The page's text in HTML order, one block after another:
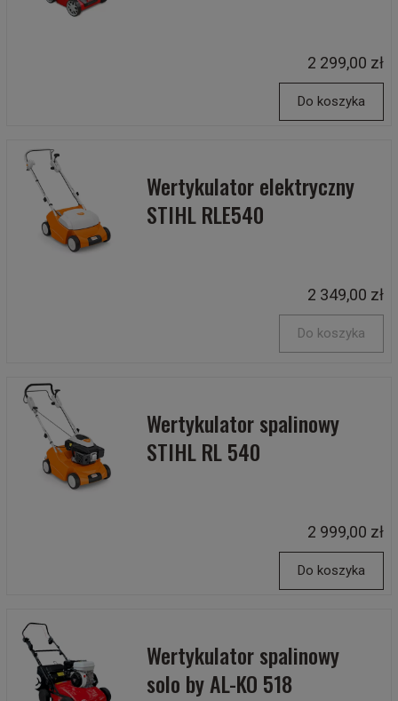
2 299,00 zł
Do koszyka
Wertykulator elektryczny
STIHL RLE540
2 349,00 zł
Do koszyka
Wertykulator spalinowy
STIHL RL 540
2 999,00 zł
Do koszyka
Wertykulator spalinowy
solo by AL-KO 518